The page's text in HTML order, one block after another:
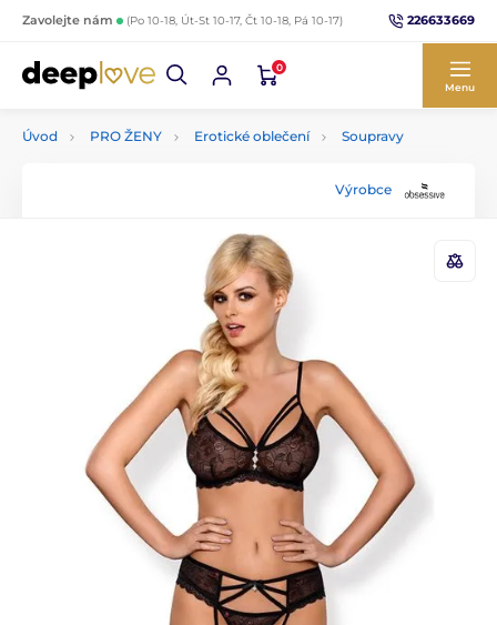
Zavolejte nám (Po 10-18, Út-St 10-17, Čt 10-18, Pá 10-17) 226633669
0
Menu
Úvod PRO ŽENY Erotické oblečení Soupravy
Výrobce